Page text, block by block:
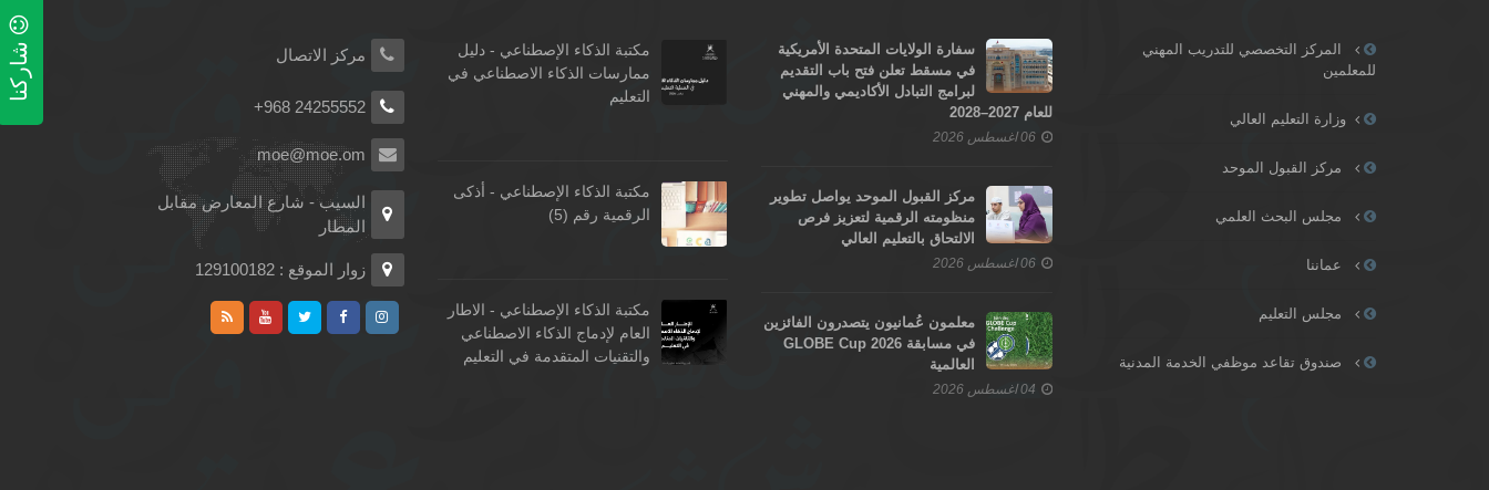
المركز التخصصي للتدريب المهني
للمعلمين
وزارة التعليم العالي
مركز القبول الموحد
مجلس البحث العلمي
عماننا
مجلس التعليم
صندوق تقاعد موظفي الخدمة المدنية
سفارة الولايات المتحدة الأمريكية
في مسقط تعلن فتح باب التقديم
لبرامج التبادل الأكاديمي والمهني
للعام 2027–2028
06 اغسطس 2026
مركز القبول الموحد يواصل تطوير
منظومته الرقمية لتعزيز فرص
الالتحاق بالتعليم العالي
06 اغسطس 2026
معلمون عُمانيون يتصدرون الفائزين
في مسابقة GLOBE Cup 2026
العالمية
04 اغسطس 2026
مكتبة الذكاء الإصطناعي - دليل
ممارسات الذكاء الاصطناعي في
التعليم
مكتبة الذكاء الإصطناعي - أذكى
الرقمية رقم (5)
مكتبة الذكاء الإصطناعي - الاطار
العام لإدماج الذكاء الاصطناعي
والتقنيات المتقدمة في التعليم
مركز الاتصال
+968 24255552
moe@moe.om
السيب - شارع المعارض مقابل
المطار
زوار الموقع : 129100182
شاركنا